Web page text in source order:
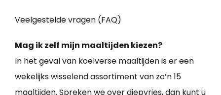
Veelgestelde vragen (FAQ)
Mag ik zelf mijn maaltijden kiezen?
In het geval van koelverse maaltijden is er een
wekelijks wisselend assortiment van zo’n 15
maaltijden. Spreken we over diepvries, dan kunt u